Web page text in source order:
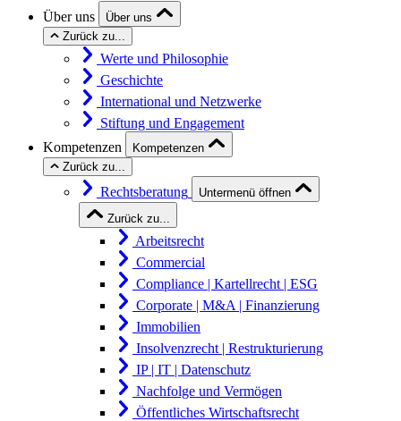
Über uns
Über uns
Zurück zu...
Werte und Philosophie
Geschichte
International und Netzwerke
Stiftung und Engagement
Kompetenzen
Kompetenzen
Zurück zu...
Rechtsberatung
Untermenü öffnen
Zurück zu...
Arbeitsrecht
Commercial
Compliance | Kartellrecht | ESG
Corporate | M&A | Finanzierung
Immobilien
Insolvenzrecht | Restrukturierung
IP | IT | Datenschutz
Nachfolge und Vermögen
Öffentliches Wirtschaftsrecht